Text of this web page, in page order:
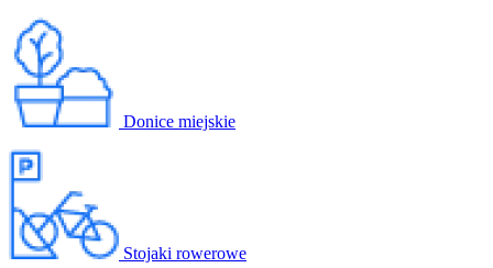
Donice miejskie
Stojaki rowerowe